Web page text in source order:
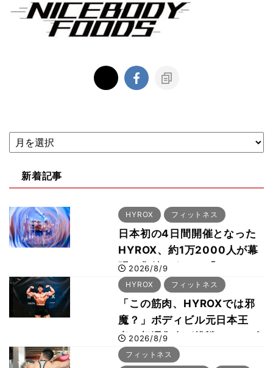
新着記事
HYROX フィットネス
日本初の4日間開催となった
HYROX、約1万2000人が幕
張に集結 すでに「2028、
29年の大会も準備」
2026/8/9
HYROX フィットネス
「この筋肉、HYROXでは邪
魔？」ボディビル元日本王
者・相澤隼人が挑戦 バーピ
ーでは驚異の種目2位
2026/8/9
フィットネス